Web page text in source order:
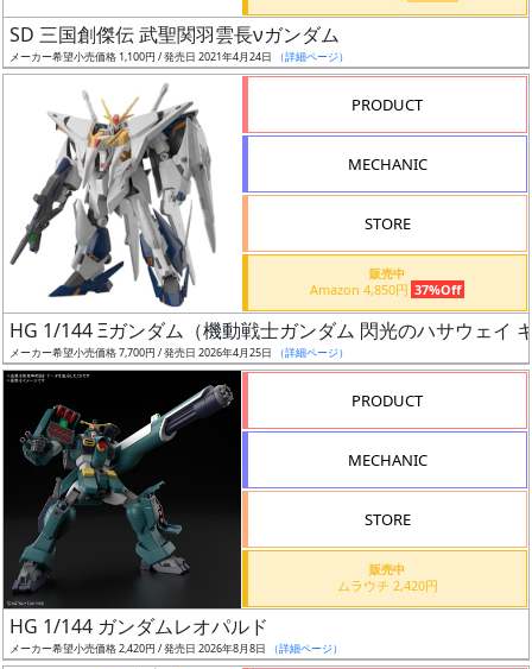
日
発
売
シュ
通知
対象
ギ
ャ
ラ
あ
価
格
改
定
予
SD 三国創傑伝 武聖関羽雲長νガンダム
メーカー希望小売価格 1,100円 / 発売日 2021年4月24日 （詳細ページ）
PRODUCT
MECHANIC
STORE
販売中
Amazon 4,850円 37%Off
HG 1/144 Ξガンダム（機動戦士ガンダム 閃光のハサウェイ
メーカー希望小売価格 7,700円 / 発売日 2026年4月25日 （詳細ページ）
PRODUCT
MECHANIC
STORE
販売中
ムラウチ 2,420円
HG 1/144 ガンダムレオパルド
メーカー希望小売価格 2,420円 / 発売日 2026年8月8日 （詳細ページ）